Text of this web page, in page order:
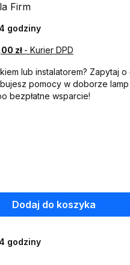
Firm
godziny
zł - Kurier DPD
lub instalatorem? Zapytaj o
pomocy w doborze lamp
bezpłatne wsparcie!
Dodaj do koszyka
godziny